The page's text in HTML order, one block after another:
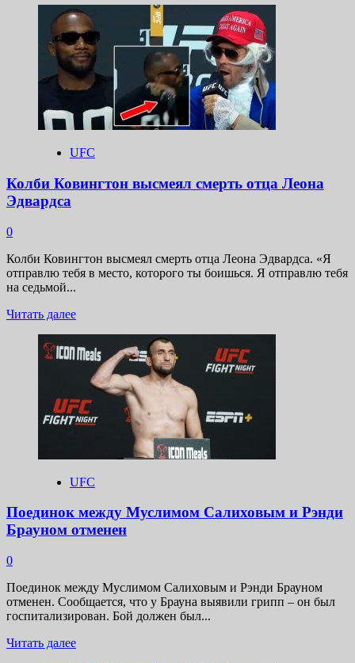
о
Битвы
взглядов
UFC
296:
Эдвардс
Ковингтона,
Пантожа
Ройвал
другие
UFC
Колби Ковингтон высмеял смерть отца Леона
Эдвардса
0
Колби Ковингтон высмеял смерть отца Леона Эдвардса. «Я
отправлю тебя в место, которого ты боишься. Я отправлю тебя
на седьмой...
Читать далееПрочитать
Колби
Ковингтон
высмеял
смерть
отца
Леона
UFC
Поединок между Муслимом Салиховым и Рэнди
Брауном отменен
0
Поединок между Муслимом Салиховым и Рэнди Брауном
отменен. Сообщается, что у Брауна выявили грипп – он был
госпитализирован. Бой должен был...
Читать далееПрочитать